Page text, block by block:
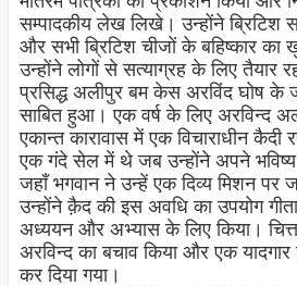
सम्पादकीय लेख लिखे। उन्होंने ब्रिटिश
और सभी ब्रिटिश चीजों के बहिष्कार का
उन्होंने लोगों से सत्याग्रह के लिए तैयार
प्रसिद्ध अलीपुर बम केस अरविंद घोष के
साबित हुआ। एक वर्ष के लिए अरविन्द
एकान्त कारावास में एक विचाराधीन
एक गंदे सेल में थे जब उन्होंने अपने
जहाँ भगवान ने उन्हें एक दिव्य मिशन पर
उन्होंने क़ैद की इस अवधि का उपयोग
अध्ययन और अभ्यास के लिए किया।
अरविन्द का बचाव किया और एक यादगार
कर दिया गया।